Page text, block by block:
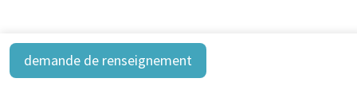
demande de renseignement